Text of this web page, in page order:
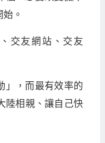
。
交友網站、交友
」，而最有效率的
陸相親、讓自己快